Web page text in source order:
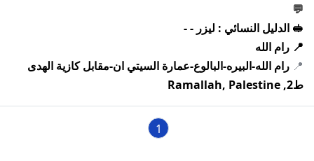
💬
🥪 الدليل النسائي : ليزر - -
📍 رام الله
📍 رام الله-البيره-البالوع-عمارة السيتي ان-مقابل كازية الهدى
ط2, Ramallah, Palestine
1